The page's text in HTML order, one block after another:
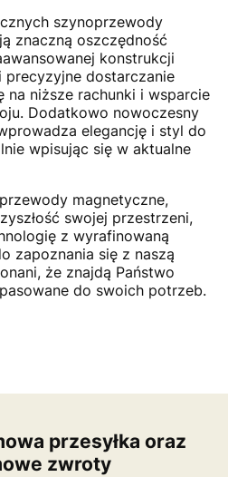
szynoprzewody
znaczną oszczędność
konstrukcji
dostarczanie
na niższe rachunki i wsparcie
Dodatkowo nowoczesny
elegancję i styl do
wpisując się w aktualne
magnetyczne,
swojej przestrzeni,
z wyrafinowaną
zapoznania się z naszą
że znajdą Państwo
do swoich potrzeb.
przesyłka oraz
zwroty